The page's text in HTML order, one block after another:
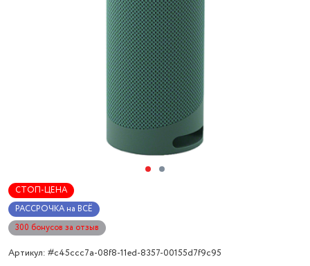
СТОП-ЦЕНА
РАССРОЧКА на ВСЁ
300 бонусов за отзыв
Артикул: #c45ccc7a-08f8-11ed-8357-00155d7f9c95